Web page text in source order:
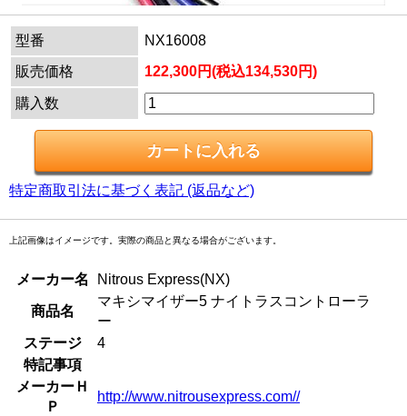
型番
NX16008
販売価格
122,300円(税込134,530円)
購入数
特定商取引法に基づく表記 (返品など)
上記画像はイメージです。実際の商品と異なる場合がございます。
メーカー名 Nitrous Express(NX)
商品名
マキシマイザー5 ナイトラスコントローラ
ー
ステージ
4
特記事項
メーカーＨ
Ｐ
http://www.nitrousexpress.com//